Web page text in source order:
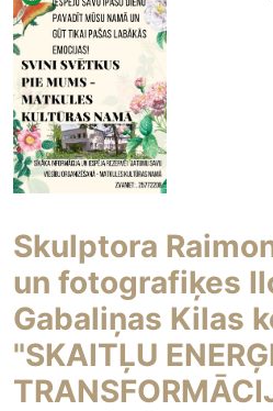
Skulptora
un fotografiķes
Gabaliņas Kilas
"SKAITĻU